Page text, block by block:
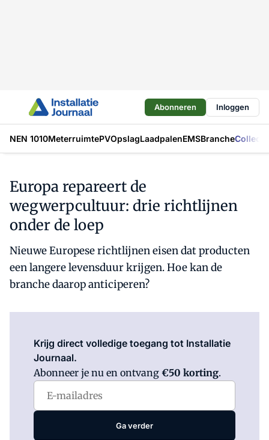
Abonneren Inloggen
NEN 1010MeterruimtePVOpslagLaadpalenEMSBranche
Europa repareert de
wegwerpcultuur: drie richtlijnen
onder de loep
Nieuwe Europese richtlijnen eisen dat producten
een langere levensduur krijgen. Hoe kan de
branche daarop anticiperen?
Krijg direct volledige toegang tot Installatie
Journaal.
Abonneer je nu en ontvang €50 korting.
Ga verder